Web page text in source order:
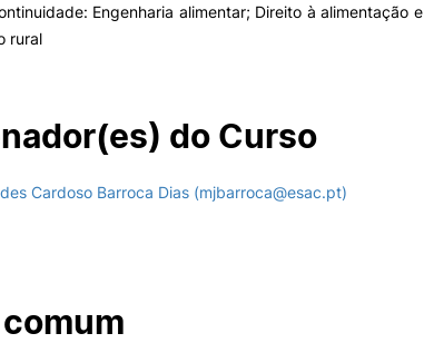
Engenharia alimentar; Direito à alimentação e
rural
do Curso
Cardoso Barroca Dias (mjbarroca@esac.pt)